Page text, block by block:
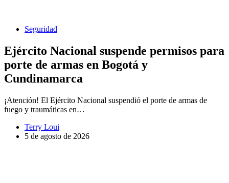
Seguridad
Ejército Nacional suspende permisos para
porte de armas en Bogotá y
Cundinamarca
¡Atención! El Ejército Nacional suspendió el porte de armas de
fuego y traumáticas en…
Terry Loui
5 de agosto de 2026